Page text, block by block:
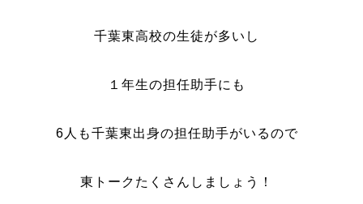
千葉東高校の生徒が多いし
１年生の担任助手にも
6人も千葉東出身の担任助手がいるので
東トークたくさんしましょう！